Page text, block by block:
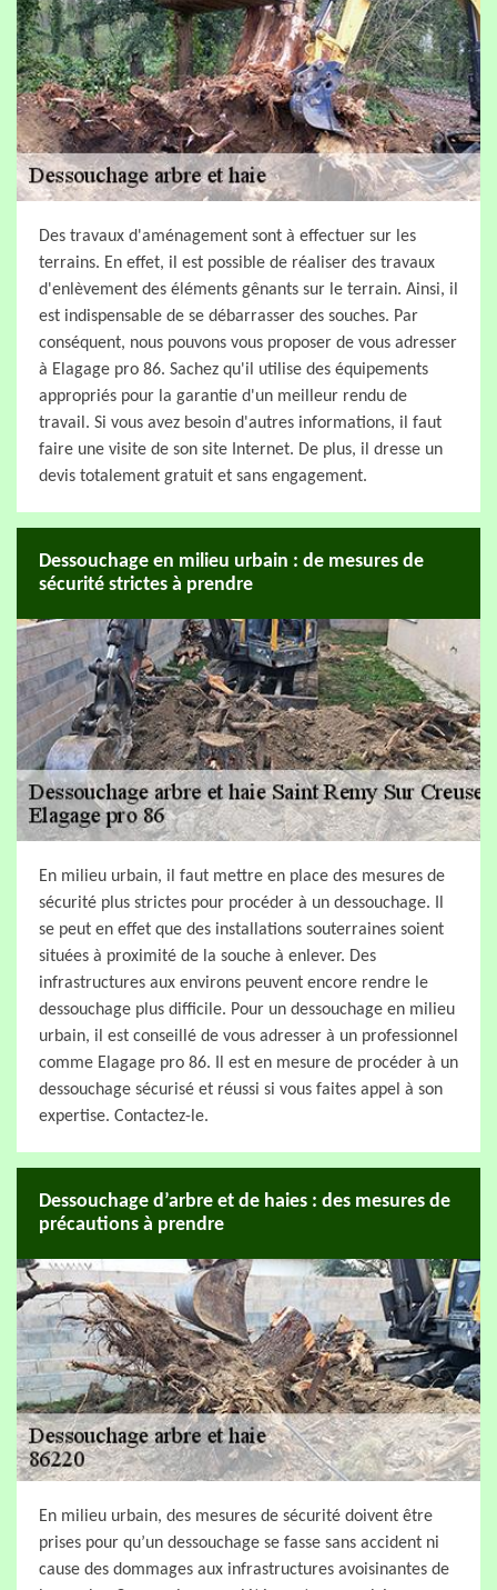
Des travaux d'aménagement sont à effectuer sur les
terrains. En effet, il est possible de réaliser des travaux
d'enlèvement des éléments gênants sur le terrain. Ainsi, il
est indispensable de se débarrasser des souches. Par
conséquent, nous pouvons vous proposer de vous adresser
à Elagage pro 86. Sachez qu'il utilise des équipements
appropriés pour la garantie d'un meilleur rendu de
travail. Si vous avez besoin d'autres informations, il faut
faire une visite de son site Internet. De plus, il dresse un
devis totalement gratuit et sans engagement.
Dessouchage en milieu urbain : de mesures de
sécurité strictes à prendre
En milieu urbain, il faut mettre en place des mesures de
sécurité plus strictes pour procéder à un dessouchage. Il
se peut en effet que des installations souterraines soient
situées à proximité de la souche à enlever. Des
infrastructures aux environs peuvent encore rendre le
dessouchage plus difficile. Pour un dessouchage en milieu
urbain, il est conseillé de vous adresser à un professionnel
comme Elagage pro 86. Il est en mesure de procéder à un
dessouchage sécurisé et réussi si vous faites appel à son
expertise. Contactez-le.
Dessouchage d’arbre et de haies : des mesures de
précautions à prendre
En milieu urbain, des mesures de sécurité doivent être
prises pour qu’un dessouchage se fasse sans accident ni
cause des dommages aux infrastructures avoisinantes de